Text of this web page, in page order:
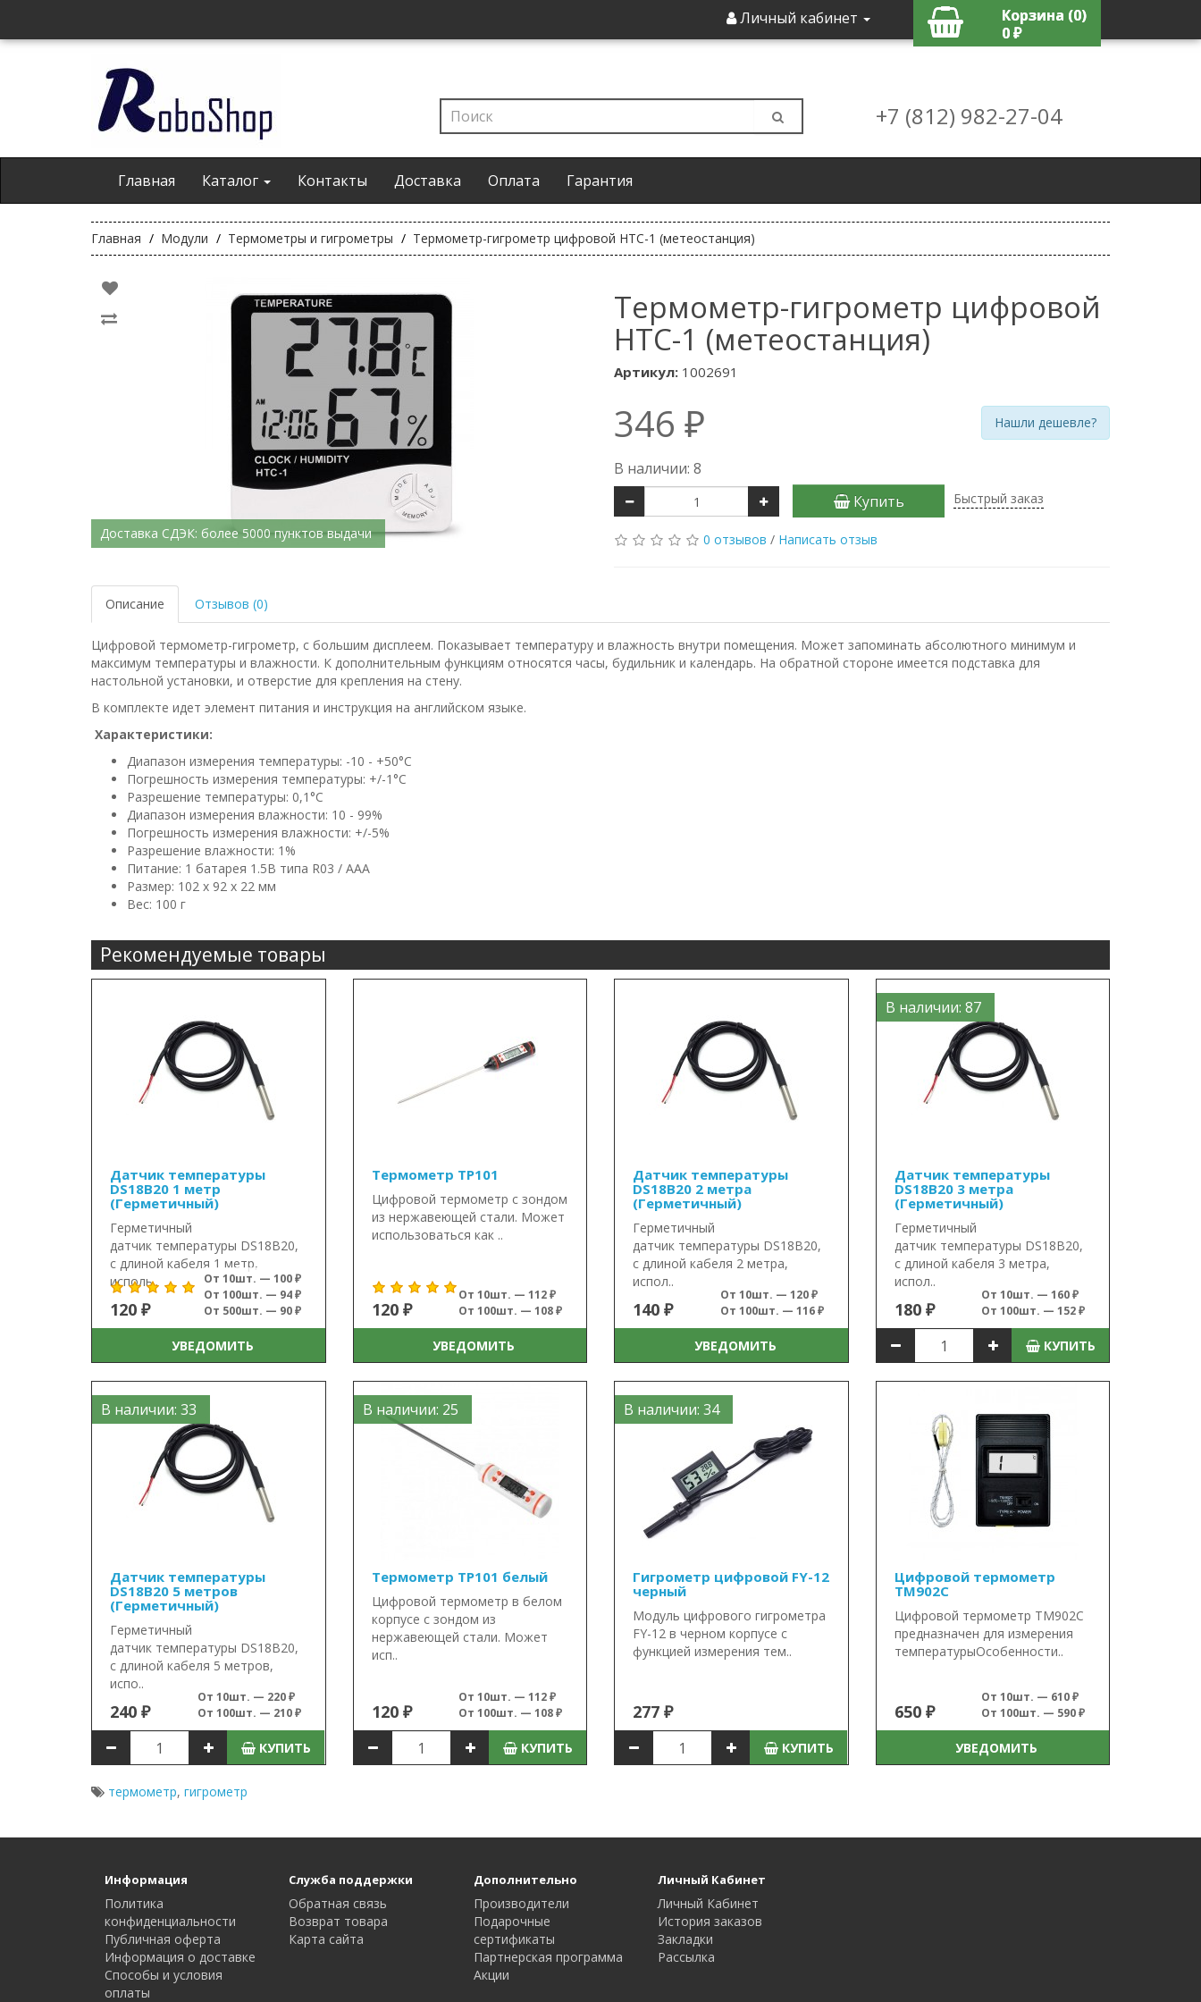
Личный кабинет
Корзина (0)
0 ₽
+7 (812) 982-27-04
Главная Каталог Контакты Доставка Оплата Гарантия
Главная Модули Термометры и гигрометры Термометр-гигрометр цифровой HTC-1 (метеостанция)
Доставка СДЭК: более 5000 пунктов выдачи
Термометр-гигрометр цифровой
HTC-1 (метеостанция)
Артикул: 1002691
346 ₽ Нашли дешевле?
В наличии: 8
Купить
Быстрый заказ
0 отзывов / Написать отзыв
Описание Отзывов (0)
Цифровой термометр-гигрометр, с большим дисплеем. Показывает температуру и влажность внутри помещения. Может запоминать абсолютного минимум и
максимум температуры и влажности. К дополнительным функциям относятся часы, будильник и календарь. На обратной стороне имеется подставка для
настольной установки, и отверстие для крепления на стену.
В комплекте идет элемент питания и инструкция на английском языке.
Характеристики:
Диапазон измерения температуры: -10 - +50°C
Погрешность измерения температуры: +/-1°C
Разрешение температуры: 0,1°C
Диапазон измерения влажности: 10 - 99%
Погрешность измерения влажности: +/-5%
Разрешение влажности: 1%
Питание: 1 батарея 1.5В типа R03 / ААА
Размер: 102 x 92 x 22 мм
Вес: 100 г
Рекомендуемые товары
Датчик температуры
DS18B20 1 метр
(Герметичный)
Герметичный
датчик температуры DS18B20,
с длиной кабеля 1 метр,
исполь..
120 ₽
От 10шт. — 100 ₽
От 100шт. — 94 ₽
От 500шт. — 90 ₽
УВЕДОМИТЬ
Термометр TP101
Цифровой термометр с зондом
из нержавеющей стали. Может
использоваться как ..
120 ₽
От 10шт. — 112 ₽
От 100шт. — 108 ₽
УВЕДОМИТЬ
Датчик температуры
DS18B20 2 метра
(Герметичный)
Герметичный
датчик температуры DS18B20,
с длиной кабеля 2 метра,
испол..
140 ₽
От 10шт. — 120 ₽
От 100шт. — 116 ₽
УВЕДОМИТЬ
В наличии: 87
Датчик температуры
DS18B20 3 метра
(Герметичный)
Герметичный
датчик температуры DS18B20,
с длиной кабеля 3 метра,
испол..
180 ₽
От 10шт. — 160 ₽
От 100шт. — 152 ₽
КУПИТЬ
В наличии: 33
Датчик температуры
DS18B20 5 метров
(Герметичный)
Герметичный
датчик температуры DS18B20,
с длиной кабеля 5 метров,
испо..
240 ₽
От 10шт. — 220 ₽
От 100шт. — 210 ₽
КУПИТЬ
В наличии: 25
Термометр TP101 белый
Цифровой термометр в белом
корпусе с зондом из
нержавеющей стали. Может
исп..
120 ₽
От 10шт. — 112 ₽
От 100шт. — 108 ₽
КУПИТЬ
В наличии: 34
Гигрометр цифровой FY-12
черный
Модуль цифрового гигрометра
FY-12 в черном корпусе с
функцией измерения тем..
277 ₽
КУПИТЬ
Цифровой термометр
TM902C
Цифровой термометр TM902C
предназначен для измерения
температурыОсобенности..
650 ₽
От 10шт. — 610 ₽
От 100шт. — 590 ₽
УВЕДОМИТЬ
термометр, гигрометр
Информация
Политика
конфиденциальности
Публичная оферта
Информация о доставке
Способы и условия
оплаты
Служба поддержки
Обратная связь
Возврат товара
Карта сайта
Дополнительно
Производители
Подарочные
сертификаты
Партнерская программа
Акции
Личный Кабинет
Личный Кабинет
История заказов
Закладки
Рассылка